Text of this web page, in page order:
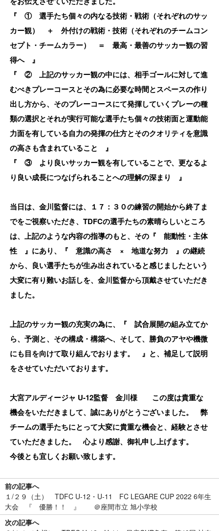
『 ① 選手たち個々の内なる技術・戦術（それぞれのサッ
カー観） ＋ 外付けの戦術・技術（それぞれのチームコン
セプト・チームカラー） ＝ 最高・最善のサッカー観の習
得へ 』
『 ② 上記のサッカー観の中には、相手ゴールに対して進
むべきプレーコースとその為に必要な時間とスペースの作り
出し方から、そのプレーコースにて発揮していくプレーの種
類の選択とそれが実行可能な選手たち個々の技術面と運動能
力面を有している自力の発揮の仕方とそのクオリティを意識
の高さも含まれていること 』
『 ③ より良いサッカー観を有していることで、更なるよ
り良い成長につなげられることへの理解の深まり 』
当日は、金川監督には、１７：３０の練習の開始から終了ま
でをご視察いただき、TDFCの選手たちの素晴らしいところ
は、上記のような内容の指導のもと、その『 能動性・主体
性 』にあり、『 意識の高さ × 地道な努力 』の継続
から、良い選手たちが生み出されていると感じましたという
大変に有り難いお話しを、金川監督から頂戴させていただき
ました。
上記のサッカー観の充実の為に、『 試合展開の組み立てか
ら、予測と、その構成・構築へ、そして、勝負のアヤや機微
にも目を向けて取り組んでおります。 』と、補足して説明
をさせていただいております。
大宮アルディージャ U-12監督 金川様 この度は貴重な
機会をいただきまして、誠にありがとうございました。 弊
チームの選手たちにとって大変に貴重な機会と、経験とさせ
ていただきました。 心より感謝、御礼申し上げます。
今後とも宜しくお願い致します。
前の記事へ
１/２９（土） TDFC U-12・U-11 FC LEGARE CUP 2022 6年生
大会 『 優勝！！ 』 ＠座間市立 旭小学校
次の記事へ